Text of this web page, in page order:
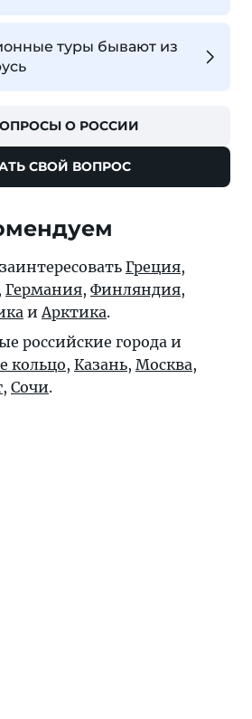
туры бывают из
О РОССИИ
СВОЙ ВОПРОС
Греция,
, Германия, Финляндия,
и Арктика.
российские города и
кольцо, Казань, Москва,
, Сочи.